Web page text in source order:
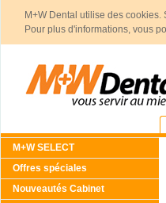
M+W Dental utilise des
Pour plus d'informations, vous
M+W SELECT
Offres spéciales
Nouveautés Cabinet